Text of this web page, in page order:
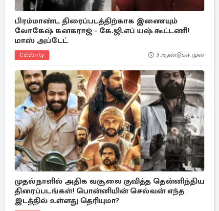
பிரம்மாண்ட திரைப்படத்திற்காக இணையும்
லோகேஷ் கனகராஜ் - கே.ஜி.எப் யஷ் கூட்டணி!
மாஸ் அப்டேட்
Celebrity 3 ஆண்டுகள் முன்
முதல்நாளில் அதிக வசூலை குவித்த தென்னிந்திய
திரைப்படங்கள்! பொன்னியின் செல்வன் எந்த
இடத்தில் உள்ளது தெரியுமா?